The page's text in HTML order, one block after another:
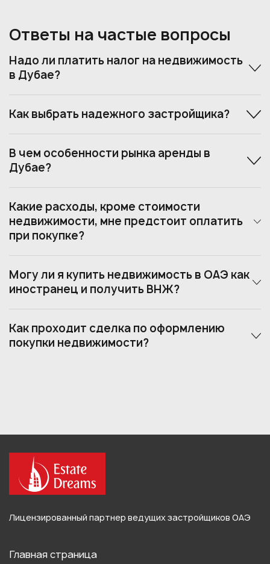
Ответы на частые вопросы
Надо ли платить налог на недвижимость
в Дубае?
Как выбрать надежного застройщика?
В чем особенности рынка аренды в
Дубае?
Какие расходы, кроме стоимости
недвижимости, мне предстоит оплатить
при покупке?
Могу ли я купить недвижимость в ОАЭ как
иностранец и получить ВНЖ?
Как проходит сделка по оформлению
покупки недвижимости?
Лицензированный партнер ведущих застройщиков ОАЭ
Главная страница